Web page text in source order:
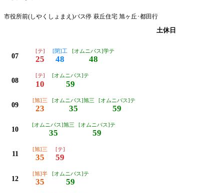
市役所前(しやくしょまえ)バス停 萩丘住宅 旭ヶ丘･都田行
土休日
07
[テ]
25
[閉]工
48
[オムニバス]学テ
48
08
[テ]
10
[オムニバス]テ
59
09
[旭]三
23
[オムニバス]旭三
35
[オムニバス]テ
59
10
[オムニバス]旭三
35
[オムニバス]テ
59
11
[旭]三
35
[テ]
59
12
[旭]半
35
[オムニバス]テ
59